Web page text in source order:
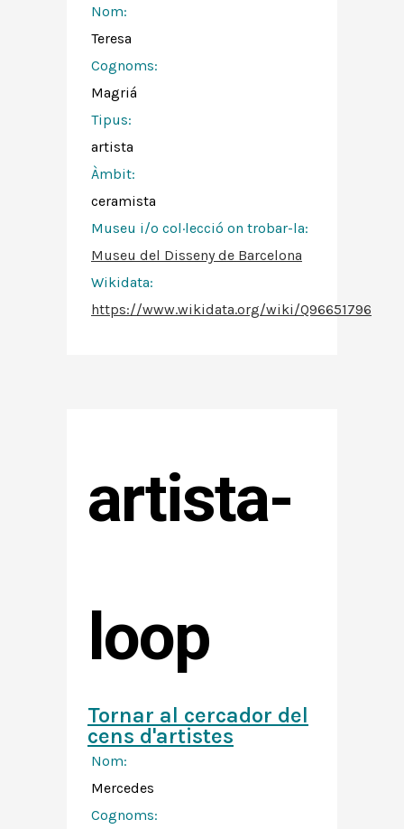
Nom:
Teresa
Cognoms:
Magriá
Tipus:
artista
Àmbit:
ceramista
Museu i/o col·lecció on trobar-la:
Museu del Disseny de Barcelona
Wikidata:
https://www.wikidata.org/wiki/Q96651796
artista-
loop
Tornar al cercador del
cens d'artistes
Nom:
Mercedes
Cognoms: